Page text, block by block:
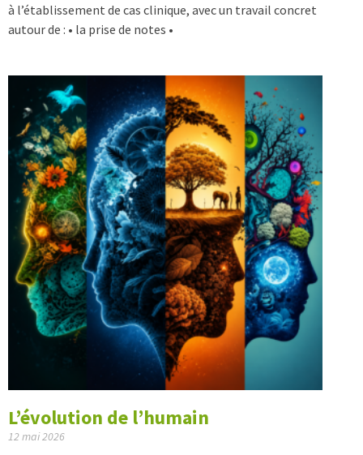
à l’établissement de cas clinique, avec un travail concret
autour de : • la prise de notes •
L’évolution de l’humain
12 mai 2026